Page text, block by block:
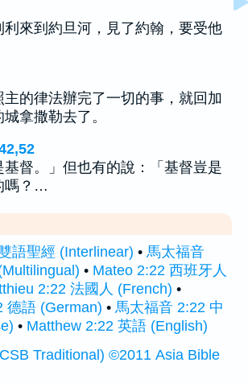
來到約旦河，見了約翰，要受他
的律法辦完了一切的事，就回加
拿撒勒去了。
督。」但也有的說：「基督豈是
嗎？…
語聖經 (Interlinear) • 馬太福音
• Mateo 2:22 西班牙人
2:22 法國人 (French) •
德語 (German) • 馬太福音 2:22 中
• Matthew 2:22 英語 (English)
Traditional) ©2011 Asia Bible